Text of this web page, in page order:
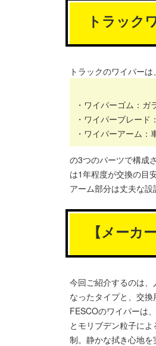
トラック
トラックのワイパーは、
・ワイパーゴム：
・ワイパーブレー
・ワイパーアーム
の3つのパーツで構成
は1年程度が交換の目
アーム部分は丈夫な
【メーカ
今回ご紹介するのは
なったタイプと、交換
FESCOのワイパーは
とモリブデン粒子に
制。静かな拭き心地を